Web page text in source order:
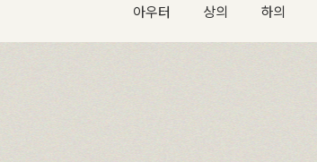
아우터 상의 하의